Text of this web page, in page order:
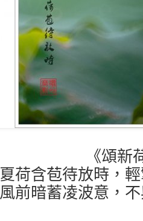
《頌新
夏荷含苞待放時，
風前暗蓄凌波意，